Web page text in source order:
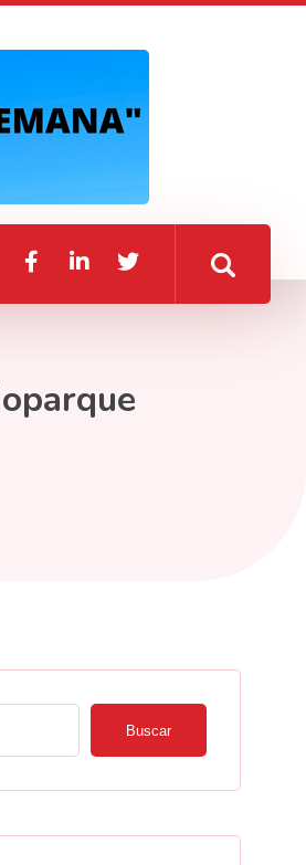
Buscar